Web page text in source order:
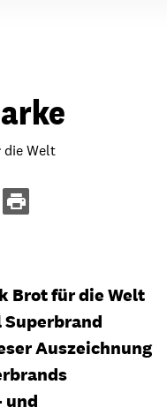
die Welt
Brot für die Welt
Superbrand
Auszeichnung
und